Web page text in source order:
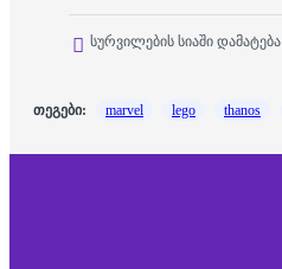
სურვილების სიაში დამატება
თეგები: marvel lego thanos